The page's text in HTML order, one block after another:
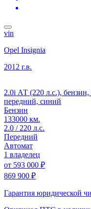
vin
Opel Insignia
2012 г.в.
2.0i АТ (220 л.с.), бензин,
передний, синий
Бензин
133000 км.
2.0 / 220 л.с.
Передний
Автомат
1 владелец
от 593 000 ₽
869 900 ₽
Гарантия юридической